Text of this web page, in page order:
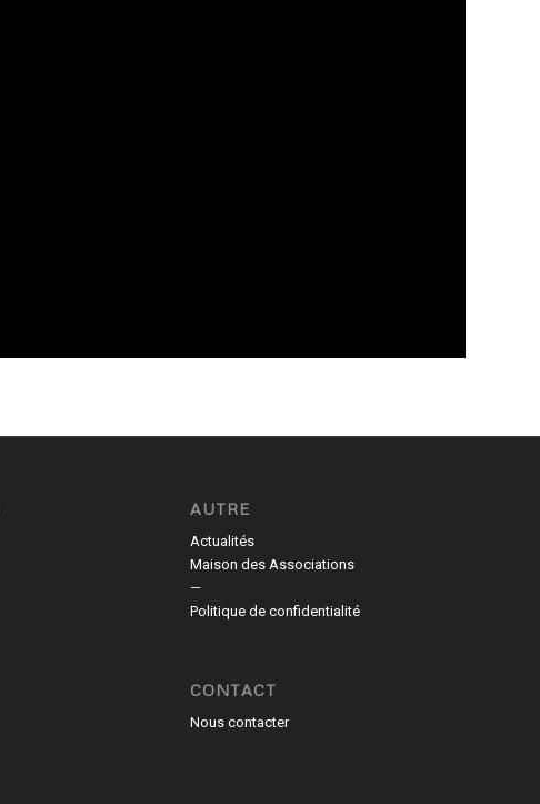
AUTRE
Actualités
Maison des Associations
—
Politique de confidentialité
CONTACT
Nous contacter